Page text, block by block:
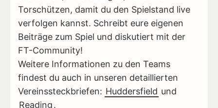
Torschützen, damit du den Spielstand live
verfolgen kannst. Schreibt eure eigenen
Beiträge zum Spiel und diskutiert mit der
FT-Community!
Weitere Informationen zu den Teams
findest du auch in unseren detaillierten
Vereinssteckbriefen: Huddersfield und
Reading.